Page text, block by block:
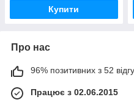
Купити
Про нас
96% позитивних з 52
Працює з 02.06.2015